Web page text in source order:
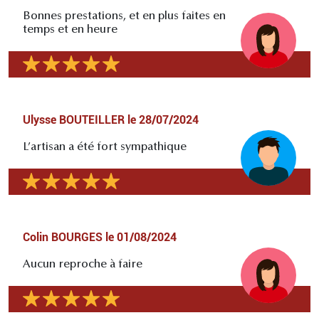
Bonnes prestations, et en plus faites en
temps et en heure
Ulysse BOUTEILLER le 28/07/2024
L’artisan a été fort sympathique
Colin BOURGES le 01/08/2024
Aucun reproche à faire